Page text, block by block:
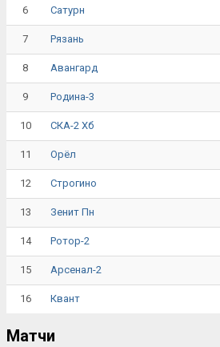
6 Сатурн
7 Рязань
8 Авангард
9 Родина-3
10 СКА-2 Хб
11 Орёл
12 Строгино
13 Зенит Пн
14 Ротор-2
15 Арсенал-2
16 Квант
Матчи